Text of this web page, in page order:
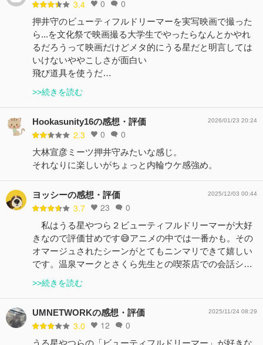
3.4 0 0
押井守のビューティフルドリーマーを実写映画で撮った
ら...を文化祭で映画撮る大学生でやったらなんとかやれ
るだろうって映画だけどメタ的にうる星だと明言しては
いけないややこしさが面白い
飛び道具を使うだ…
>>続きを読む
Hookasunity16の感想・評価
2.3 0 0
2026/01/23 20:24
大林宣彦ミーツ押井守みたいな感じ。
それなりに楽しいがちょっと内輪ウケ感強め。
ヨッシーの感想・評価
3.7 23 0
2025/12/03 00:44
私はうる星やつら２ビューティフルドリーマーが大好
きなので評価甘めです😅アニメの中では一番かも。その
オマージュされたシーンがとてもニンマリできて嬉しい
です。温泉マークとさくら先生との喫茶店での会話シ…
>>続きを読む
UMNETWORKの感想・評価
3.0 12 0
2025/11/24 08:29
うる星やつらの「ビューティフルドリーマー」が好きな